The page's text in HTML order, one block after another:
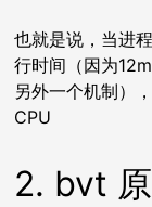
也就是说，当进
行时间（因为
另外一个机制）
CPU
2. bvt